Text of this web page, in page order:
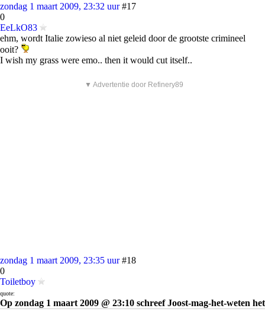
zondag 1 maart 2009, 23:32 uur #17
0
EeLkO83
ehm, wordt Italie zowieso al niet geleid door de grootste crimineel
ooit?
I wish my grass were emo.. then it would cut itself..
▼ Advertentie door Refinery89
zondag 1 maart 2009, 23:35 uur #18
0
Toiletboy
quote:
Op zondag 1 maart 2009 @ 23:10 schreef Joost-mag-het-weten het